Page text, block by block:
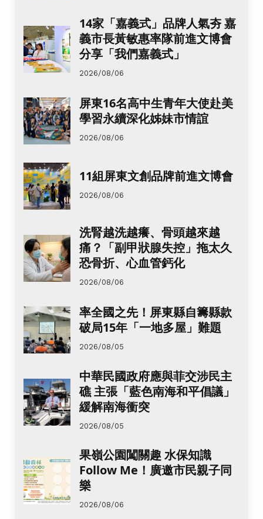
14家「嘉義式」品牌人氣夯 嘉
義市長黃敏惠率隊前進文博會
分享「我們嘉義式」
2026/08/06
屏東16名高中生青年大使赴美
學習永續深化姊妹市情誼
2026/08/06
11組屏東文創品牌前進文博會
2026/08/06
洗腎越洗越癢、骨頭越來越
痛？「副甲狀腺失控」拖太久
恐骨折、心血管鈣化
2026/08/06
率全國之先！屏東縣自籌縣款
破局15年「一地多屋」難題
2026/08/05
中華民國政府應與菲交涉民主
礁 主張「藍色南海和平倡議」
緩解南海衝突
2026/08/05
果嶺公園闖關趣 水保知識
Follow Me！廣邀市民親子同
樂
2026/08/06